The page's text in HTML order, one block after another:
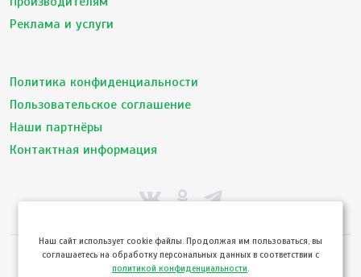
Реклама и услуги
Политика конфиденциальности
Пользовательское соглашение
Наши партнёры
Контактная информация
© ТвойПродукт 2010 - 2026
Использование сайта означает согласие сПользовательским соглашением
Hаш сайт использует cookie файлы. Продолжая им пользоваться, вы
соглашаетесь на обработку персональных данных в соответствии с
политикой конфиденциальности